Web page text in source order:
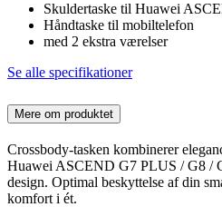
Skuldertaske til Huawei
Håndtaske til mobiltelefon
med 2 ekstra værelser
Se alle specifikationer
Mere om produktet
Crossbody-tasken kombinerer
Huawei ASCEND G7 PLUS / G8 /
design. Optimal beskyttelse af din
komfort i ét.